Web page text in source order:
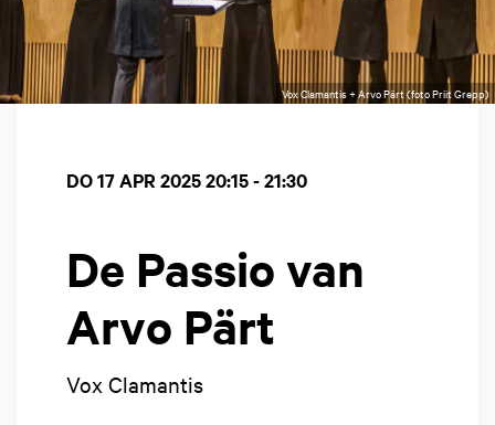
Vox Clamantis + Arvo Pärt (foto Priit Grepp)
De Passio van
Arvo Pärt
Vox Clamantis
DO 17 APR 202520:15 - 21:30